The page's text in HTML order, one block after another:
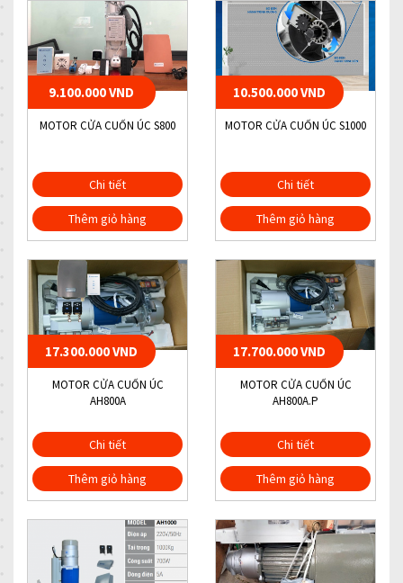
9.100.000 VND
MOTOR CỬA CUỐN ÚC S800
Chi tiết
Thêm giỏ hàng
10.500.000 VND
MOTOR CỬA CUỐN ÚC S1000
Chi tiết
Thêm giỏ hàng
17.300.000 VND
MOTOR CỬA CUỐN ÚC
AH800A
Chi tiết
Thêm giỏ hàng
17.700.000 VND
MOTOR CỬA CUỐN ÚC
AH800A.P
Chi tiết
Thêm giỏ hàng